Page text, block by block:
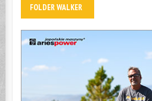
FOLDERWALKER